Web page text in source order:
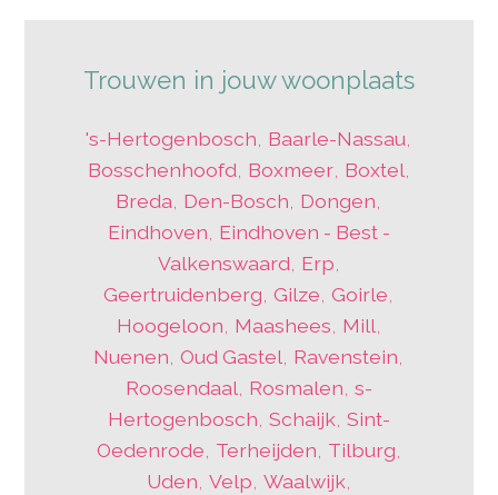
Trouwen in jouw woonplaats
's-Hertogenbosch, Baarle-Nassau,
Bosschenhoofd, Boxmeer, Boxtel,
Breda, Den-Bosch, Dongen,
Eindhoven, Eindhoven - Best -
Valkenswaard, Erp,
Geertruidenberg,Gilze,Goirle,
Hoogeloon, Maashees, Mill,
Nuenen,Oud Gastel, Ravenstein,
Roosendaal, Rosmalen, s-
Hertogenbosch, Schaijk, Sint-
Oedenrode, Terheijden, Tilburg,
Uden, Velp, Waalwijk,